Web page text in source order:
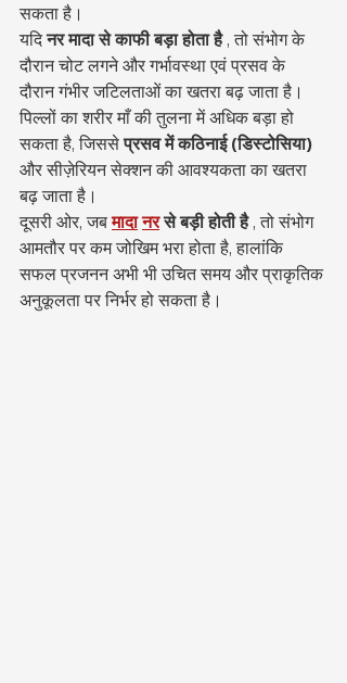
सकता है।
यदि नर मादा से काफी बड़ा होता है , तो संभोग के
दौरान चोट लगने और गर्भावस्था एवं प्रसव के
दौरान गंभीर जटिलताओं का खतरा बढ़ जाता है।
पिल्लों का शरीर माँ की तुलना में अधिक बड़ा हो
सकता है, जिससे प्रसव में कठिनाई (डिस्टोसिया)
और सीज़ेरियन सेक्शन की आवश्यकता का खतरा
बढ़ जाता है।
दूसरी ओर, जब मादा नर से बड़ी होती है , तो संभोग
आमतौर पर कम जोखिम भरा होता है, हालांकि
सफल प्रजनन अभी भी उचित समय और प्राकृतिक
अनुकूलता पर निर्भर हो सकता है।